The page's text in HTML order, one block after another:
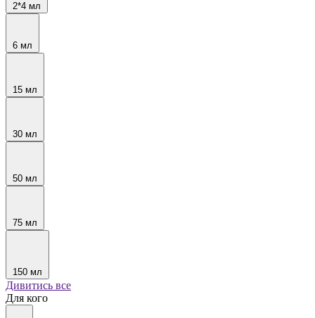
2*4 мл
6 мл
15 мл
30 мл
50 мл
75 мл
150 мл
Дивитись все
Для кого